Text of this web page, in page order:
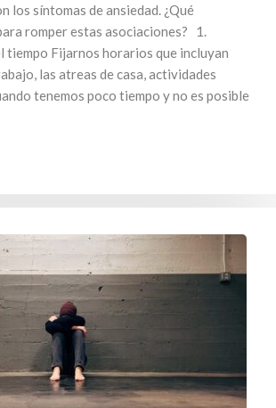
los síntomas de ansiedad. ¿Qué
romper estas asociaciones? 1.
tiempo Fijarnos horarios que incluyan
las atreas de casa, actividades
tenemos poco tiempo y no es posible